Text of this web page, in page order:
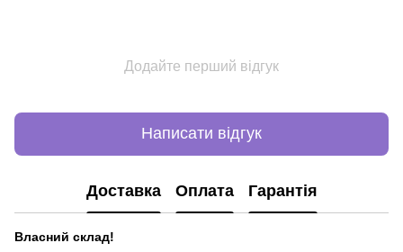
Додайте перший відгук
Написати відгук
Доставка Оплата Гарантія
Власний склад!